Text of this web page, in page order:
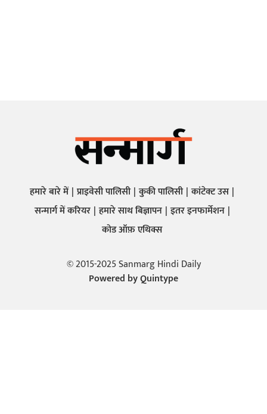
हमारे बारे में प्राइवेसी पालिसी कुकी पालिसी कांटेक्ट उस
सन्मार्ग में करियर हमारे साथ बिज्ञापन इतर इनफार्मेशन
कोड ऑफ़ एथिक्स
© 2015-2025 Sanmarg Hindi Daily
Powered byQuintype